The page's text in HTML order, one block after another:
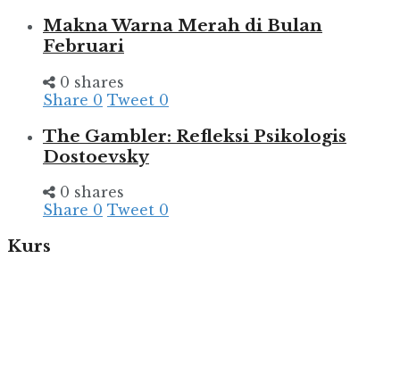
Makna Warna Merah di Bulan
Februari
0 shares
Share 0 Tweet 0
The Gambler: Refleksi Psikologis
Dostoevsky
0 shares
Share 0 Tweet 0
Kurs